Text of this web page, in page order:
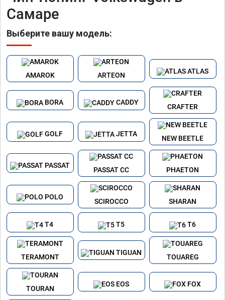
Самаре
Выберите вашу модель:
AMAROK ARTEON
ATLAS
BORA CADDY
CRAFTER
GOLF JETTA
NEW BEETLE
PASSAT
PASSAT CC PHAETON
POLO
SCIROCCO SHARAN
T4 T5 T6
TERAMONT
TIGUAN
TOUAREG
TOURAN
EOS FOX